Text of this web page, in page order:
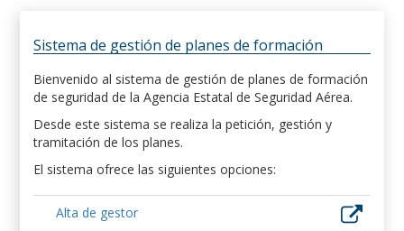
Sistema de gestión de planes de formación
Bienvenido al sistema de gestión de planes de formación
de seguridad de la Agencia Estatal de Seguridad Aérea.
Desde este sistema se realiza la petición, gestión y
tramitación de los planes.
El sistema ofrece las siguientes opciones:
Alta de gestor